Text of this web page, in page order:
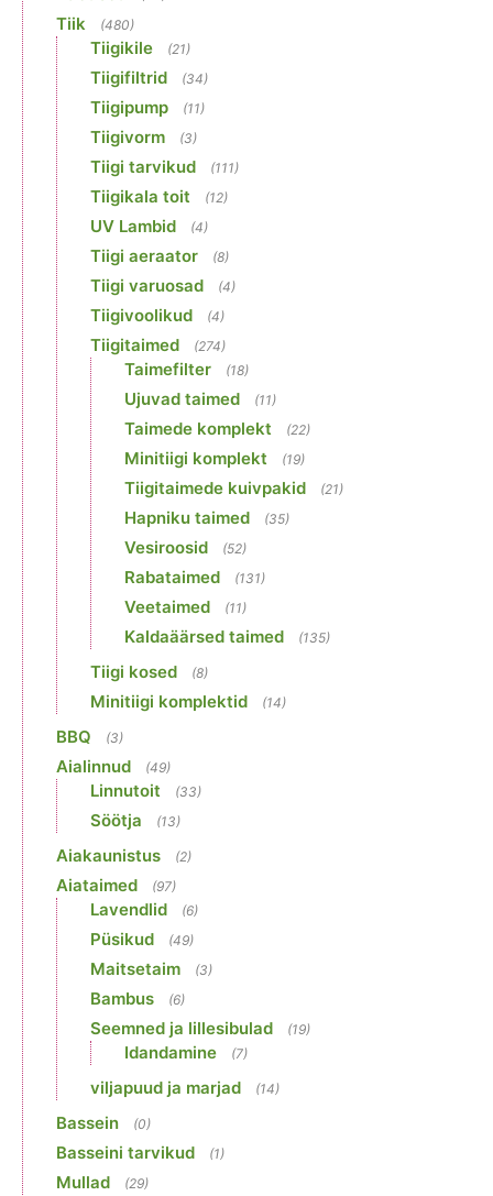
Tiik (480)
Tiigikile (21)
Tiigifiltrid (34)
Tiigipump (11)
Tiigivorm (3)
Tiigi tarvikud (111)
Tiigikala toit (12)
UV Lambid (4)
Tiigi aeraator (8)
Tiigi varuosad (4)
Tiigivoolikud (4)
Tiigitaimed (274)
Taimefilter (18)
Ujuvad taimed (11)
Taimede komplekt (22)
Minitiigi komplekt (19)
Tiigitaimede kuivpakid (21)
Hapniku taimed (35)
Vesiroosid (52)
Rabataimed (131)
Veetaimed (11)
Kaldaäärsed taimed (135)
Tiigi kosed (8)
Minitiigi komplektid (14)
BBQ (3)
Aialinnud (49)
Linnutoit (33)
Söötja (13)
Aiakaunistus (2)
Aiataimed (97)
Lavendlid (6)
Püsikud (49)
Maitsetaim (3)
Bambus (6)
Seemned ja lillesibulad (19)
Idandamine (7)
viljapuud ja marjad (14)
Bassein (0)
Basseini tarvikud (1)
Mullad (29)